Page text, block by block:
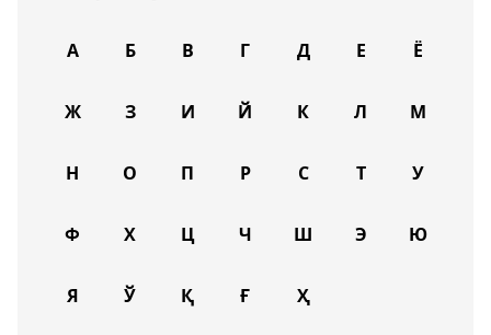
А Б В Г Д Е Ё
Ж З И Й К Л М
Н О П Р С Т У
Ф Х Ц Ч Ш Э Ю
Я Ў Қ Ғ Ҳ